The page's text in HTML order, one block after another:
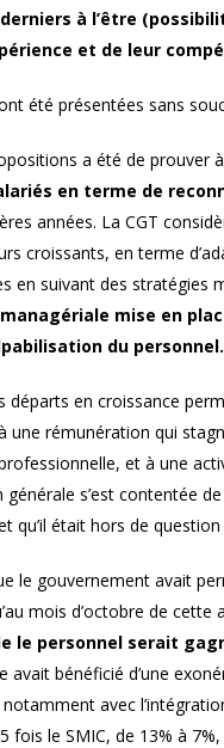
à l’être
et de leur
été présentées sans
a été de prouver
en terme de
années. La CGT
croissants, en terme
en suivant des stratégies
mise en
du personnel.
départs en croissance
une rémunération qui
et à une
s’est contentée
qu’il était hors de
le gouvernement avait
mois d’octobre de cette
le personnel serait
avait bénéficié d’une
avec
fois le SMIC, de 13% à